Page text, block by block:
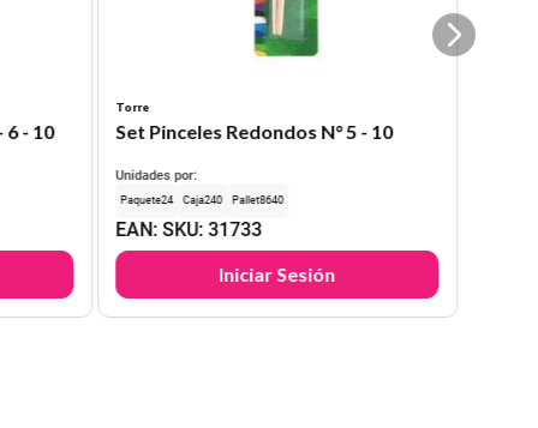
6 - 10
Torre
Set Pinceles Redondos N° 5 - 10
Unidades por:
24 240 8640
EAN: SKU:31733
Iniciar Sesión